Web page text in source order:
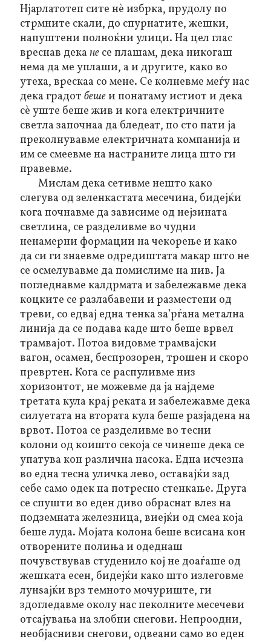
Нјарлатотеп сите нѐ избрка, прудолу по
стрмните скали, до спурнатите, жешки,
напуштени полноќни улици. На цел глас
вреснав декане се плашам, дека никогаш
нема да ме уплаши, а и другите, како во
утеха, врескаа со мене. Се колневме меѓу нас
дека градотбешеи понатаму истиот и дека
сѐ уште беше жив и кога електричните
светла започнаа да бледеат, по сто пати ја
преколнувавме електричната компанија и
им се смеевме на настраните лица што ги
правевме.
Мислам дека сетивме нешто како
слегува од зеленкастата месечина, бидејќи
кога почнавме да зависиме од нејзината
светлина, се разделивме во чудни
ненамерни формации на чекорење и како
да си ги знаевме одредиштата макар што не
се осмелувавме да помислиме на нив. Ја
погледнавме калдрмата и забележавме дека
коцките се разлабавени и разместени од
треви, со едвај една тенка за’рѓана метална
линија да се подава каде што беше врвел
трамвајот. Потоа видовме трамвајски
вагон, осамен, беспрозорен, трошен и скоро
превртен. Кога се распуливме низ
хоризонтот, не можевме да ја најдеме
третата кула крај реката и забележавме дека
силуетата на втората кула беше разјадена на
врвот. Потоа се разделивме во тесни
колони од коишто секоја се чинеше дека се
упатува кон различна насока. Една исчезна
во една тесна уличка лево, оставајќи зад
себе само одек на потресно стенкање. Друга
се спушти во еден диво обраснат влез на
подземната железница, виејќи од смеа која
беше луда. Мојата колона беше всисана кон
отворените полиња и одеднаш
почувствував студенило кој не доаѓаше од
жешката есен, бидејќи како што излеговме
лунѕајќи врз темното мочуриште, ги
здогледавме околу нас пеколните месечеви
отсајувања на злобни снегови. Непроодни,
необјасниви снегови, одвеани само во еден